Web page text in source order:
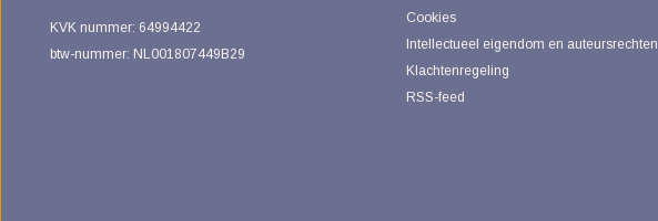
KVK nummer: 64994422
btw-nummer: NL001807449B29
Cookies
Intellectueel eigendom en auteursrechten
Klachtenregeling
RSS-feed